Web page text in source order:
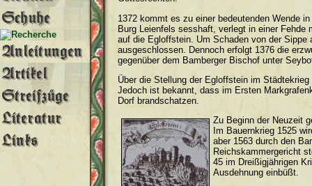
1372 kommt es zu einer bedeutenden Wende
Burg Leienfels sesshaft, verlegt in einer
auf die Egloffstein. Um Schaden von der Sippe
ausgeschlossen. Dennoch erfolgt 1376 die
gegenüber dem Bamberger Bischof unter
Über die Stellung der Egloffstein im
Jedoch ist bekannt, dass im Ersten
Dorf brandschatzen.
Zu Beginn der Neuzeit
Im Bauernkrieg 1525
aber 1563 durch den
Reichskammergericht
45 im Dreißigjährigen
Ausdehnung einbüßt.